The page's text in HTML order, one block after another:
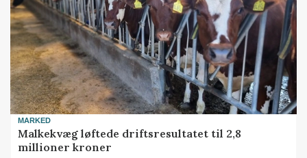
MARKED
Malkekvæg løftede driftsresultatet til 2,8
millioner kroner